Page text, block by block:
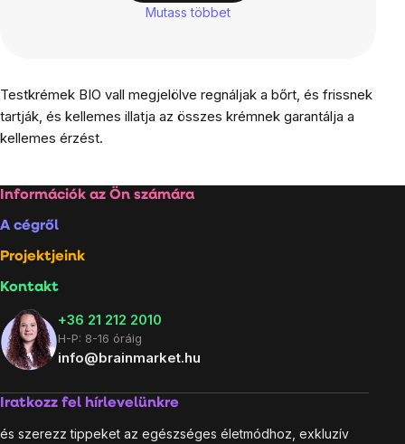
Mutass többet
Testkrémek BIO vall megjelölve regnáljak a bőrt, és frissnek
tartják, és kellemes illatja az összes krémnek garantálja a
kellemes érzést.
Lábléc
Információk az Ön számára
A cégről
Projektjeink
Kontakt
+36 21 212 2010
H-P: 8-16 óráig
info@brainmarket.hu
Iratkozz fel hírlevelünkre
és szerezz tippeket az egészséges életmódhoz, exkluzív